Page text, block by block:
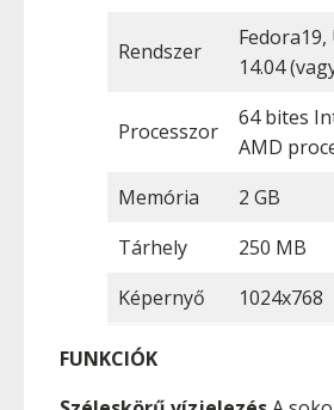
Rendszer
14.04
Processzor
64 bites
AMD
Memória
2 GB
Tárhely
250 MB
Képernyő
1024x768
FUNKCIÓK